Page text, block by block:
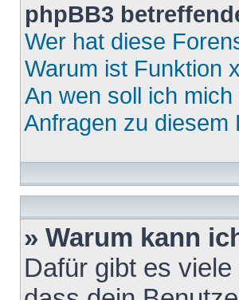
phpBB3
Wer hat diese
Warum ist Funktion
An wen soll ich
Anfragen zu diesem
» Warum kann
Dafür gibt es